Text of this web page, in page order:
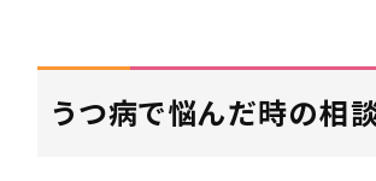
うつ病で悩んだ時の相